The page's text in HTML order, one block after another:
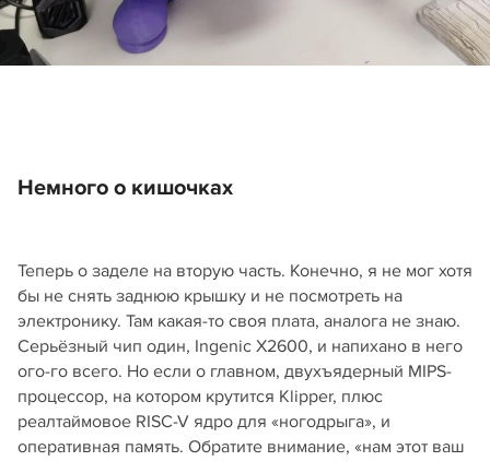
Немного о кишочках
Теперь о заделе на вторую часть. Конечно, я не мог хотя
бы не снять заднюю крышку и не посмотреть на
электронику. Там какая-то своя плата, аналога не знаю.
Серьёзный чип один, Ingenic X2600, и напихано в него
ого-го всего. Но если о главном, двухъядерный MIPS-
процессор, на котором крутится Klipper, плюс
реалтаймовое RISC-V ядро для «ногодрыга», и
оперативная память. Обратите внимание, «нам этот ваш